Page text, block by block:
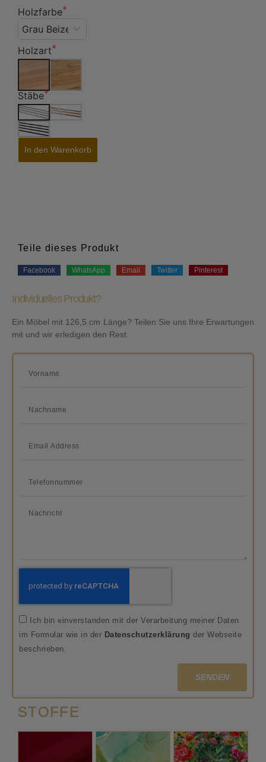
Holzfarbe
Holzart
Stäbe
In den Warenkorb
Teile dieses Produkt
Facebook WhatsApp Email Twitter Pinterest
Individuelles Produkt?
Ein Möbel mit 126,5 cm Länge? Teilen Sie uns Ihre Erwartungen
mit und wir erledigen den Rest.
Ich bin einverstanden mit der Verarbeitung meiner Daten
im Formular wie in der Datenschutzerklärung der Webseite
beschrieben.
SENDEN
STOFFE